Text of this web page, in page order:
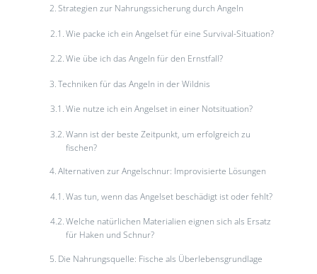
Strategien zur Nahrungssicherung durch Angeln
Wie packe ich ein Angelset für eine Survival-Situation?
Wie übe ich das Angeln für den Ernstfall?
Techniken für das Angeln in der Wildnis
Wie nutze ich ein Angelset in einer Notsituation?
Wann ist der beste Zeitpunkt, um erfolgreich zu
fischen?
Alternativen zur Angelschnur: Improvisierte Lösungen
Was tun, wenn das Angelset beschädigt ist oder fehlt?
Welche natürlichen Materialien eignen sich als Ersatz
für Haken und Schnur?
Die Nahrungsquelle: Fische als Überlebensgrundlage